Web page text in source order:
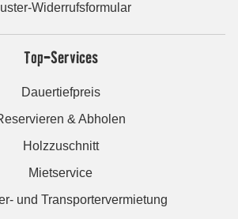
Widerrufsformular
Top-Services
Dauertiefpreis
& Abholen
Holzzuschnitt
Mietservice
und Transportervermietung